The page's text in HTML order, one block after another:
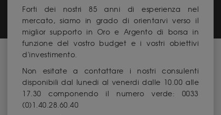
Forti dei nostri 85 anni di esperienza nel
mercato, siamo in grado di orientarvi verso il
miglior supporto in Oro e Argento di borsa in
funzione del vostro budget e i vostri obiettivi
d'investimento.
Non esitate a contattare i nostri consulenti
disponibili dal lunedi al venerdi dalle 10.00 alle
17.30 componendo il numero verde: 0033
(0)1.40.28.60.40